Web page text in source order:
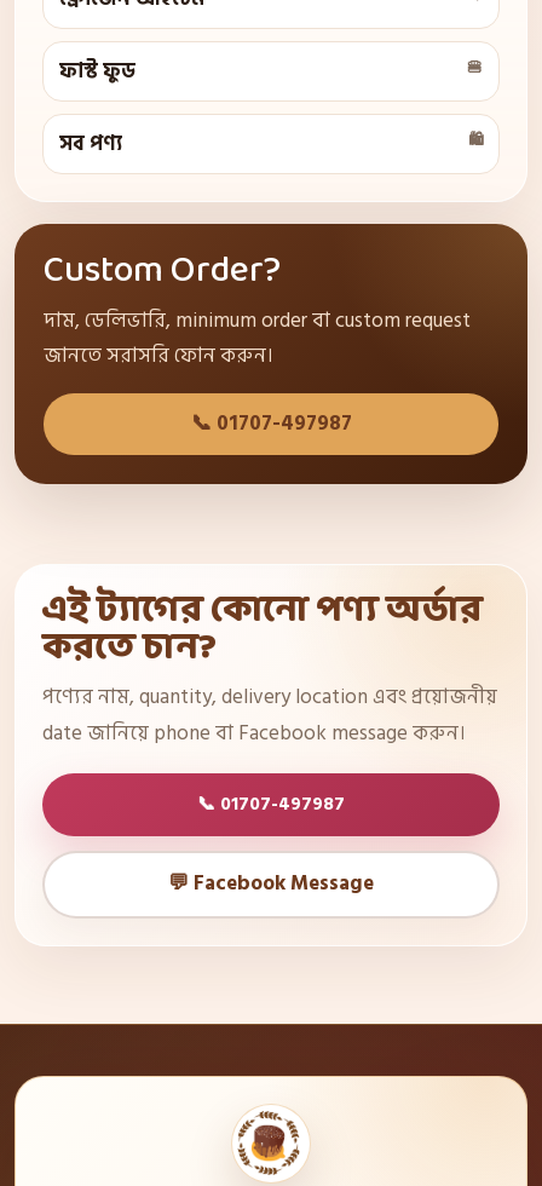
ফাস্ট ফুড 🍔
সব পণ্য 🛍
Custom Order?
দাম, ডেলিভারি, minimum order বা custom request
জানতে সরাসরি ফোন করুন।
📞 01707-497987
এই ট্যাগের কোনো পণ্য অর্ডার
করতে চান?
পণ্যের নাম, quantity, delivery location এবং প্রয়োজনীয়
date জানিয়ে phone বা Facebook message করুন।
📞 01707-497987
💬 Facebook Message